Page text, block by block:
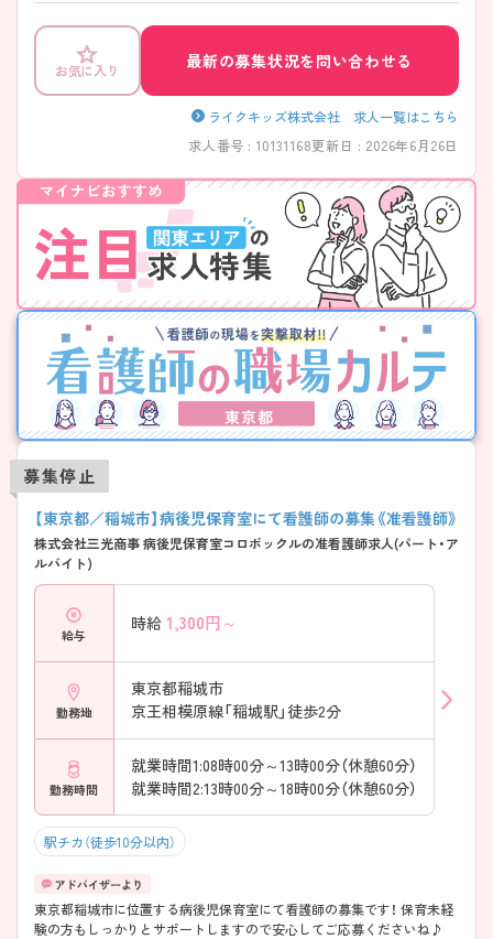
お気に入り 最新の募集状況を問い合わせる
ライクキッズ株式会社 求人一覧はこちら
求人番号 : 10131168更新日 : 2026年6月26日
東京都
募集停止
【東京都／稲城市】病後児保育室にて看護師の募集《准看護師》
株式会社三光商事 病後児保育室コロボックルの准看護師求人(パート・ア
ルバイト)
給与
時給 1,300円～
勤務地
東京都稲城市
京王相模原線「稲城駅」徒歩2分
勤務時間
就業時間1:08時00分～13時00分（休憩60分）
就業時間2:13時00分～18時00分（休憩60分）
駅チカ（徒歩10分以内）
東京都稲城市に位置する病後児保育室にて看護師の募集です！ 保育未経
験の方もしっかりとサポートしますので安心してご応募くださいね♪